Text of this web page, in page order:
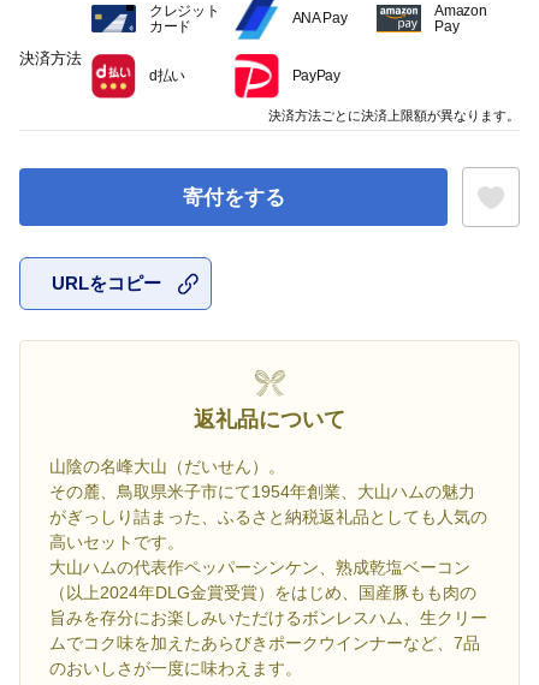
寄付をする
URLをコピー
返礼品について
山陰の名峰大山（だいせん）。
その麓、鳥取県米子市にて1954年創業、大山ハムの魅力
がぎっしり詰まった、ふるさと納税返礼品としても人気の
高いセットです。
大山ハムの代表作ペッパーシンケン、熟成乾塩ベーコン
（以上2024年DLG金賞受賞）をはじめ、国産豚もも肉の
旨みを存分にお楽しみいただけるボンレスハム、生クリー
ムでコク味を加えたあらびきポークウインナーなど、7品
のおいしさが一度に味わえます。
決済方法
クレジット
カード
ANA Pay
Amazon
Pay
d払い PayPay
決済方法ごとに決済上限額が異なります。